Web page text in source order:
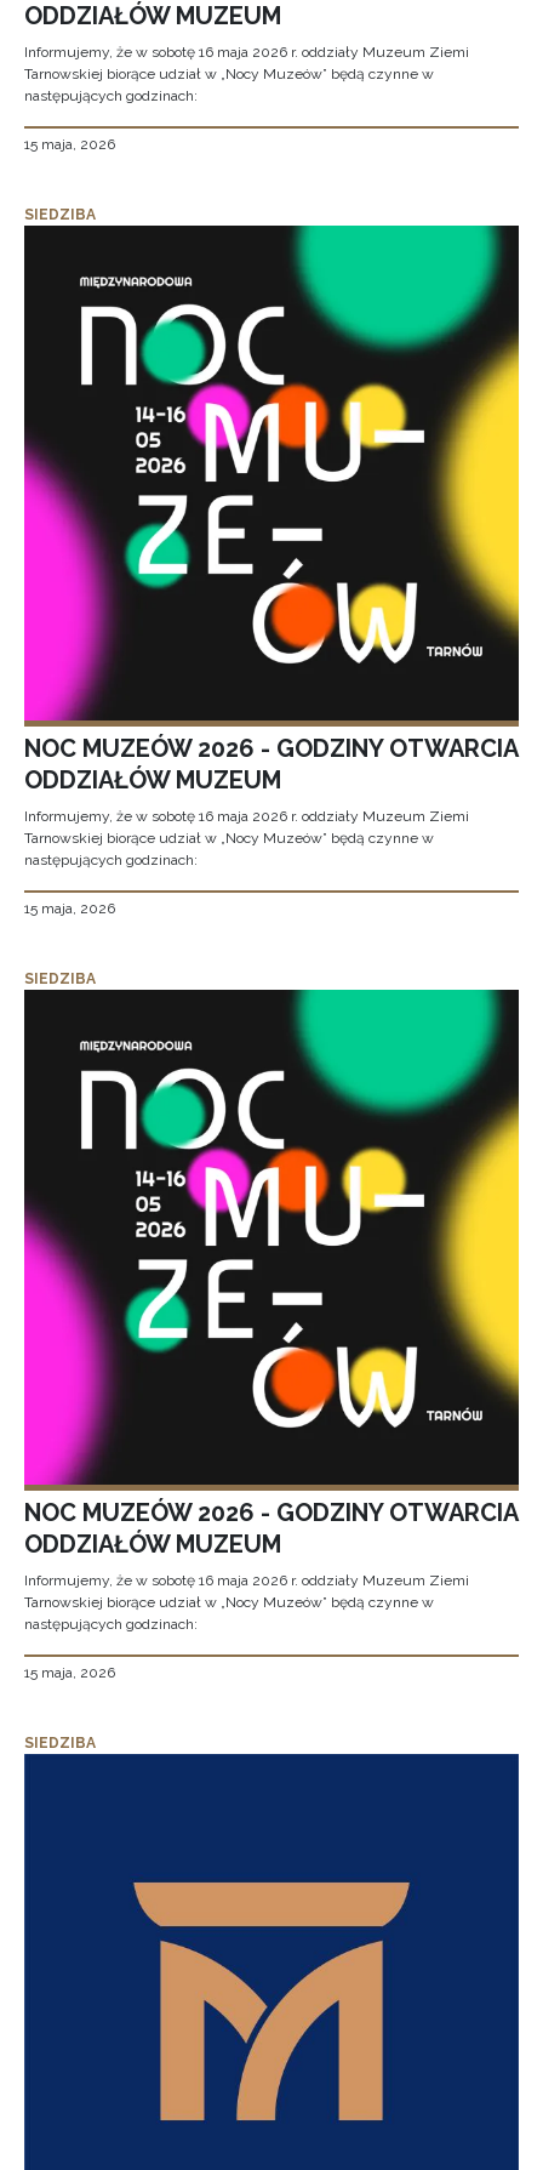
ODDZIAŁÓW MUZEUM
Informujemy, że w sobotę 16 maja 2026 r. oddziały Muzeum Ziemi
Tarnowskiej biorące udział w „Nocy Muzeów” będą czynne w
następujących godzinach:
15 maja, 2026
SIEDZIBA
NOC MUZEÓW 2026 - GODZINY OTWARCIA
ODDZIAŁÓW MUZEUM
Informujemy, że w sobotę 16 maja 2026 r. oddziały Muzeum Ziemi
Tarnowskiej biorące udział w „Nocy Muzeów” będą czynne w
następujących godzinach:
15 maja, 2026
SIEDZIBA
NOC MUZEÓW 2026 - GODZINY OTWARCIA
ODDZIAŁÓW MUZEUM
Informujemy, że w sobotę 16 maja 2026 r. oddziały Muzeum Ziemi
Tarnowskiej biorące udział w „Nocy Muzeów” będą czynne w
następujących godzinach:
15 maja, 2026
SIEDZIBA